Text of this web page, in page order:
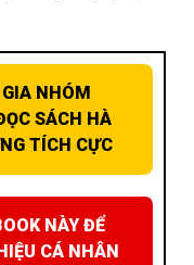
NHÓM
SÁCH HÀ
TÍCH CỰC
NÀY ĐỂ
CÁ NHÂN